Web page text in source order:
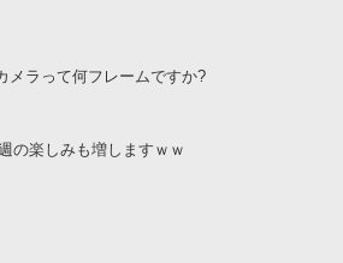
メラって何フレームですか?
の楽しみも増しますｗｗ